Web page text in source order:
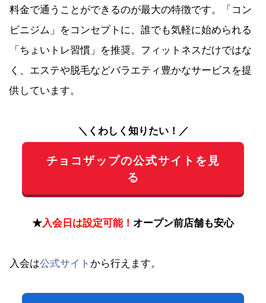
料金で通うことができるのが最大の特徴です。「コン
ビニジム」をコンセプトに、誰でも気軽に始められる
「ちょいトレ習慣」を推奨。フィットネスだけではな
く、エステや脱毛などバラエティ豊かなサービスを提
供しています。
＼くわしく知りたい！／
チョコザップの公式サイトを見
る
★入会日は設定可能！ オープン前店舗も安心
入会は公式サイト から行えます。